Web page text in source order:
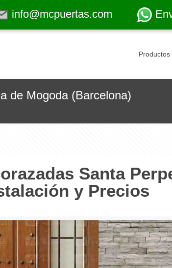
info@mcpuertas.com
Productos
de Mogoda (Barcelona)
Santa
y Precios